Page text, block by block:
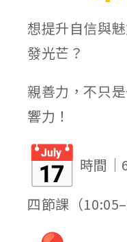
想提升自信與
發光芒？
親善力，不只
響力！
時間｜
四節課（